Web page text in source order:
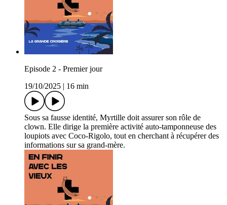
Episode 2 - Premier jour
19/10/2025
16 min
Sous sa fausse identité, Myrtille doit assurer son rôle de
clown. Elle dirige la première activité auto-tamponneuse des
loupiots avec Coco-Rigolo, tout en cherchant à récupérer des
informations sur sa grand-mère.